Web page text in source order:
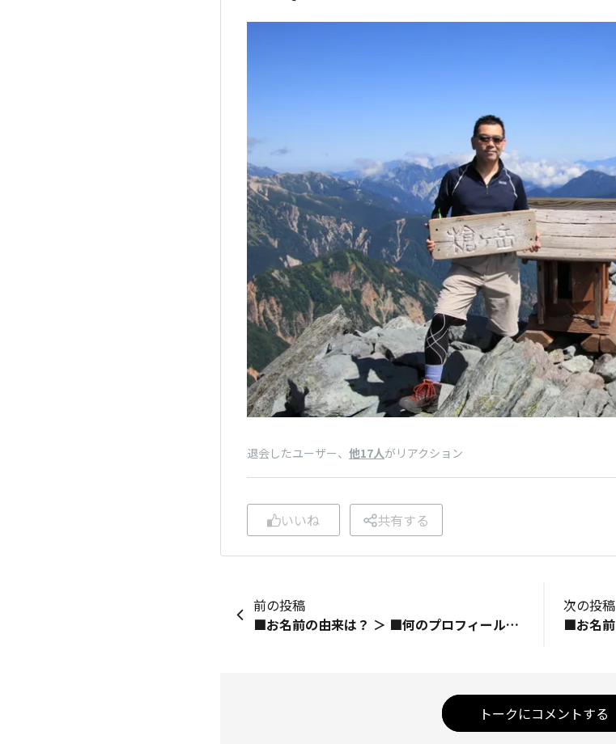
退会したユーザー、 他17人がリアクション
いいね 共有する
前の投稿
■お名前の由来は？ ＞ ■何のプロフィール写真？ ＞ ■初めて買ったTORQUEと、そのきっかけは？ ＞ ■趣味やお仕事を可能な範囲で教えてください！ 趣味： 仕事： ■TORQUE STYLEでこんなことが知りたい・話したい！ ＞ ■最後にひとこと ＞ よろしくお願いいたします
次の投稿
トークにコメントする